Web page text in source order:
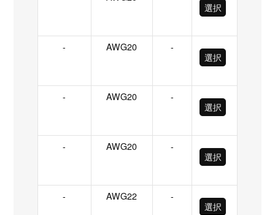
選択
- AWG20
-
選択
- AWG20
-
選択
- AWG20
-
選択
- AWG22
-
選択